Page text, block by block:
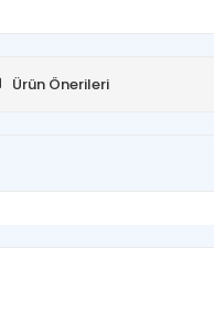
Ürün Önerileri